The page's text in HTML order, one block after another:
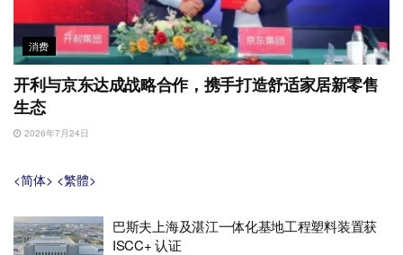
消费
开利与京东达成战略合作，携手打造舒适家居新零售
生态
2026年7月24日
<简体> <繁體>
巴斯夫上海及湛江一体化基地工程塑料装置获
ISCC+ 认证